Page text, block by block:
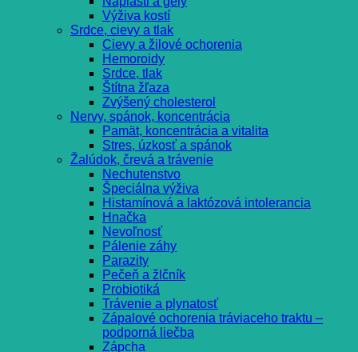
Výživa kostí
Srdce, cievy a tlak
Cievy a žilové ochorenia
Hemoroidy
Srdce, tlak
Štítna žľaza
Zvýšený cholesterol
Nervy, spánok, koncentrácia
Pamät, koncentrácia a vitalita
Stres, úzkosť a spánok
Žalúdok, črevá a trávenie
Nechutenstvo
Špeciálna výživa
Histamínová a laktózová intolerancia
Hnačka
Nevoľnosť
Pálenie záhy
Parazity
Pečeň a žlčník
Probiotiká
Trávenie a plynatosť
Zápalové ochorenia tráviaceho traktu –
podporná liečba
Zápcha